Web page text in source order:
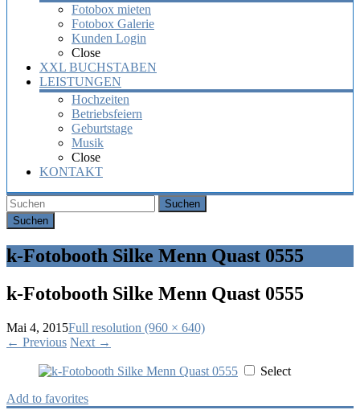
Fotobox mieten
Fotobox Galerie
Kunden Login
Close
XXL BUCHSTABEN
LEISTUNGEN
Hochzeiten
Betriebsfeiern
Geburtstage
Musik
Close
KONTAKT
Suchen
k-Fotobooth Silke Menn Quast 0555
k-Fotobooth Silke Menn Quast 0555
Mai 4, 2015Full resolution (960 × 640)
← Previous Next →
Select
Add to favorites